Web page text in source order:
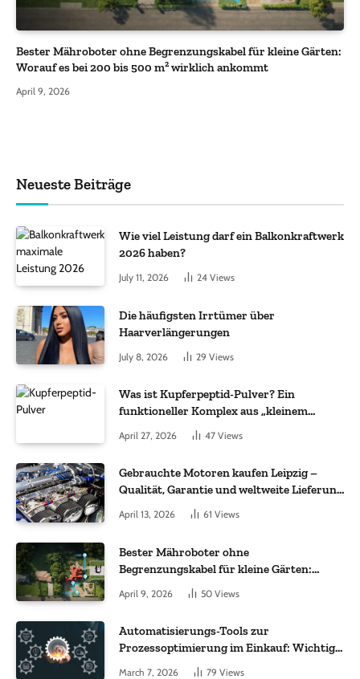
Bester Mähroboter ohne Begrenzungskabel für kleine Gärten:
Worauf es bei 200 bis 500 m² wirklich ankommt
April 9, 2026
Neueste Beiträge
Wie viel Leistung darf ein Balkonkraftwerk
2026 haben?
July 11, 2026 24 Views
Die häufigsten Irrtümer über
Haarverlängerungen
July 8, 2026 29 Views
Was ist Kupferpeptid-Pulver? Ein
funktioneller Komplex aus „kleinem
Molekül + Metall“
April 27, 2026 47 Views
Gebrauchte Motoren kaufen Leipzig –
Qualität, Garantie und weltweite Lieferung
April 13, 2026 61 Views
Bester Mähroboter ohne
Begrenzungskabel für kleine Gärten:
Worauf es bei 200 bis 500 m² wirklich
ankommt
April 9, 2026 50 Views
Automatisierungs-Tools zur
Prozessoptimierung im Einkauf: Wichtige
Funktionen, auf die Sie achten sollten
March 7, 2026 79 Views